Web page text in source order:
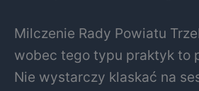
Milczenie Rady Powiatu
wobec tego typu praktyk to
Nie wystarczy klaskać na